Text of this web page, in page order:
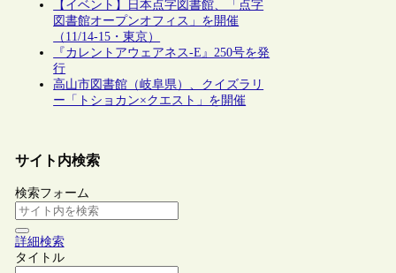
【イベント】日本点字図書館、「点字
図書館オープンオフィス」を開催
（11/14-15・東京）
『カレントアウェアネス-E』250号を発
行
高山市図書館（岐阜県）、クイズラリ
ー「トショカン×クエスト」を開催
サイト内検索
検索フォーム
詳細検索
タイトル